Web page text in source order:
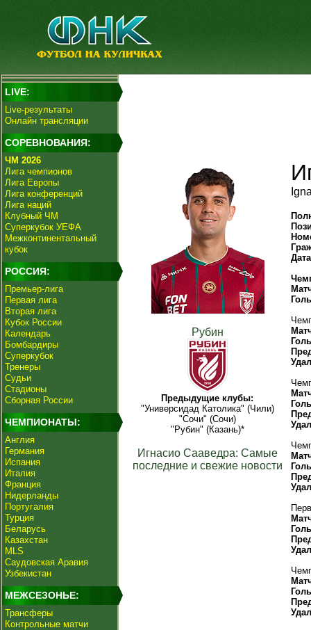
LIVE:
Live-результаты
Онлайн трансляции
СОРЕВНОВАНИЯ:
ЧМ 2026
Лига чемпионов
Лига Европы
Лига конференций
Лига наций
Клубный ЧМ
Суперкубок УЕФА
Межконтинентальный
кубок
РОССИЯ:
Премьер-лига
Первая лига
Вторая лига
Кубок России
Календарь
Бомбардиры
Суперкубок
Тренеры
Судьи
Стадионы
Сборная России
ЧЕМПИОНАТЫ:
Англия
Германия
Испания
Италия
Франция
Нидерланды
Португалия
Турция
Беларусь
Казахстан
MLS
Саудовская Аравия
Узбекистан
МЕЖСЕЗОНЬЕ:
Трансферы
Контрольные матчи
Рубин
Предыдущие клубы:
"Универсидад Католика" (Чили)
"Сочи" (Сочи)
"Рубин" (Казань)*
Игнасио Сааведра: Самые
последние и свежие новости